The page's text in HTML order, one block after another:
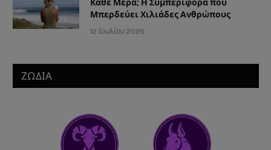
Κάθε Μέρα; Η Συμπεριφορά που
Μπερδεύει Χιλιάδες Ανθρώπους
12 Ιουλίου 2026
ΖΩΔΙΑ